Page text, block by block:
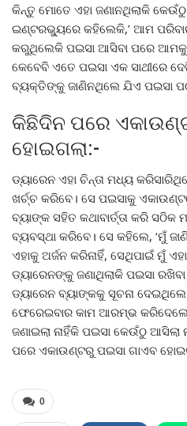
କିନ୍ତୁ ମୋତେ ଏହା ଜଣାନଥିଲାକି
ଇଣ୍ଟରଭ୍ୟୁରେ କହିଲେକି,’ ଆମ
କରୁଥିଲେକି ପଇସା ଆସିବା ପରେ ଆମକୁ
କେବେବି ଏତେ ପଇସା ଏକ ସାଥୀରେ
ବ୍ୟକ୍ତିଙ୍କୁ ଜାଣିନଥିଲେ ଯିଏ ପଇସା
କିଛିଦିନ ପରେ
ହୋଇଗଲା:-
ଡ୍ୟାରେନ ଏହା ଚିନ୍ତା ମଧ୍ୟ
ଖର୍ଚ୍ଚ କରିବେ। ସେ ପଇସାକୁ
ବ୍ୟାଙ୍କ ସହିତ କଥାବାର୍ତ୍ତା କରି
ବ୍ୟବସ୍ଥା କରିବେ। ସେ କହିଲେ, ‘ମୁଁ
ଏହାକୁ ଅର୍ଜନ କରିନାହିଁ, ସେଥିପାଇଁ ମୁଁ
ଡ୍ୟାରେନଙ୍କୁ ଜଣାଥିଲାକି ପଇସା
ଡ୍ୟାରେନ ବ୍ୟାଙ୍କକୁ ସୂଚନା
ଫେରେଇବାର କାମ ଆରମ୍ଭ
ଜଣାଇଲା ନାହିଁକି ପଇସା କେଉଁଠୁ ଆସିଲା
ପରେ ଏକାଉଣ୍ଟରୁ ପଇସା ଗାଏବ
0